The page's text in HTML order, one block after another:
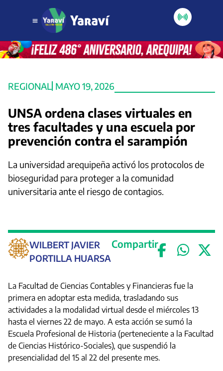
REGIONAL MAYO 19, 2026
UNSA ordena clases virtuales en
tres facultades y una escuela por
prevención contra el sarampión
La universidad arequipeña activó los protocolos de
bioseguridad para proteger a la comunidad
universitaria ante el riesgo de contagios.
WILBERT JAVIER
PORTILLA HUARSA
Compartir
La Facultad de Ciencias Contables y Financieras fue la
primera en adoptar esta medida, trasladando sus
actividades a la modalidad virtual desde el miércoles 13
hasta el viernes 22 de mayo. A esta acción se sumó la
Escuela Profesional de Historia (perteneciente a la Facultad
de Ciencias Histórico-Sociales), que suspendió la
presencialidad del 15 al 22 del presente mes.